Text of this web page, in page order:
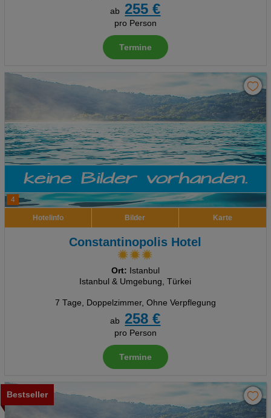
ab
255 €
pro Person
Termine
4
Hotelinfo Bilder Karte
Constantinopolis Hotel
Ort: Istanbul
Istanbul & Umgebung, Türkei
7 Tage, Doppelzimmer, Ohne Verpflegung
ab
258 €
pro Person
Termine
Bestseller